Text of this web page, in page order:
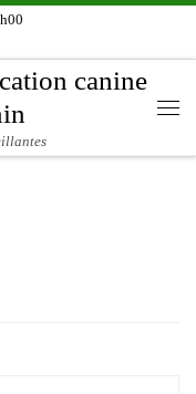
canine